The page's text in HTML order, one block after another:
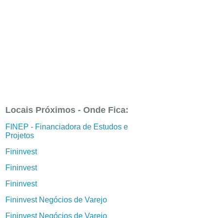
Locais Próximos - Onde Fica:
FINEP - Financiadora de Estudos e
Projetos
Fininvest
Fininvest
Fininvest
Fininvest Negócios de Varejo
Fininvest Negócios de Varejo